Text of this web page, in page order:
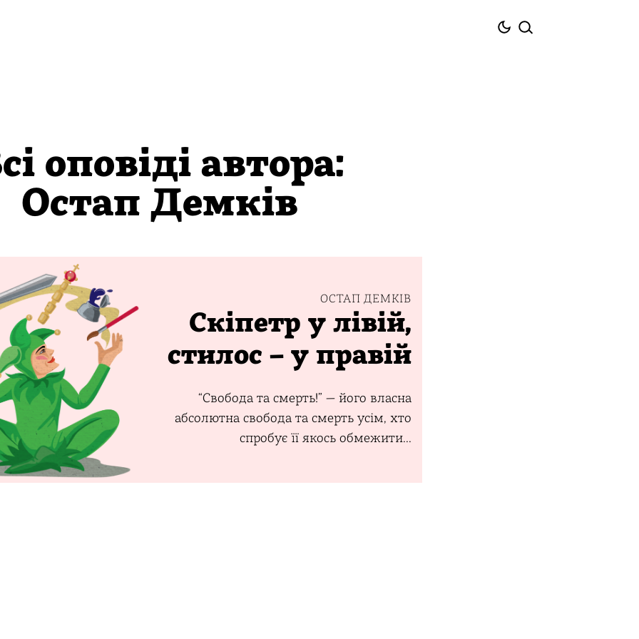
оповіді автора:
Остап Демків
ОСТАП ДЕМКІВ
Скіпетр у лівій,
стилос – у правій
“Свобода та смерть!” — його власна
абсолютна свобода та смерть усім, хто
спробує її якось обмежити...